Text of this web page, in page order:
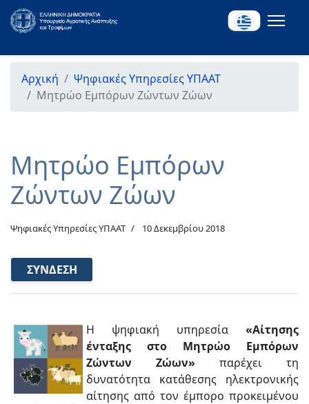
Αρχική
Ψηφιακές Υπηρεσίες ΥΠΑΑΤ
Μητρώο Εμπόρων Ζώντων Ζώων
Μητρώο Εμπόρων
Ζώντων Ζώων
Ψηφιακές Υπηρεσίες ΥΠΑΑΤ 10 Δεκεμβρίου 2018
ΣΎΝΔΕΣΗ
Η ψηφιακή υπηρεσία «Αίτησης
ένταξης στο Μητρώο Εμπόρων
Ζώντων Ζώων» παρέχει τη
δυνατότητα κατάθεσης ηλεκτρονικής
αίτησης από τον έμπορο προκειμένου